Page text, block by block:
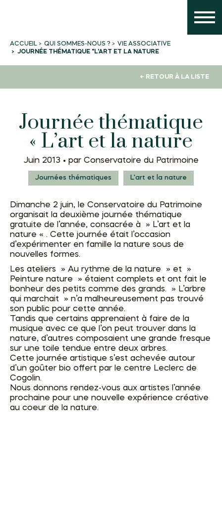
ACCUEIL QUI SOMMES-NOUS ?
VIE ASSOCIATIVE
JOURNÉE THÉMATIQUE "L'ART ET LA NATURE
← RETOUR À LA LISTE
Journée thématique
« L’art et la nature
Juin 2013 • par Conservatoire du Patrimoine
Journées thématiques L'art et la nature
Dimanche 2 juin, le Conservatoire du Patrimoine
organisait la deuxième journée thématique
gratuite de l’année, consacrée à » L’art et la
nature « . Cette journée était l’occasion
d’expérimenter en famille la nature sous de
nouvelles formes.
Les ateliers » Au rythme de la nature » et »
Peinture nature » étaient complets et ont fait le
bonheur des petits comme des grands. » L’arbre
qui marchait » n’a malheureusement pas trouvé
son public pour cette année.
Tandis que certains apprenaient à faire de la
musique avec ce que l’on peut trouver dans la
nature, d’autres composaient une grande fresque
sur une toile tendue entre deux arbres.
Cette journée artistique s’est achevée autour
d’un goûter bio offert par le centre Leclerc de
Cogolin.
Nous donnons rendez-vous aux artistes l’année
prochaine pour une nouvelle expérience créative
au coeur de la nature.